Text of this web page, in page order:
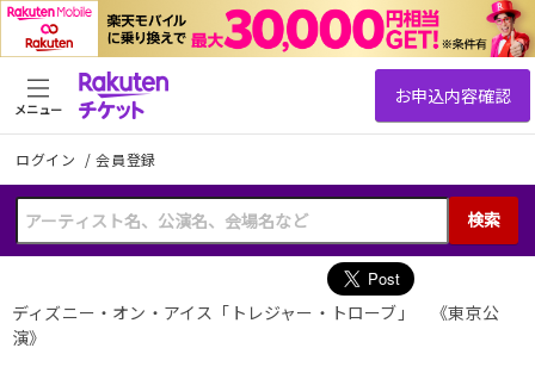
ログイン /会員登録
検索
メニュー
ディズニー・オン・アイス「トレジャー・トローブ」 《東京公
演》